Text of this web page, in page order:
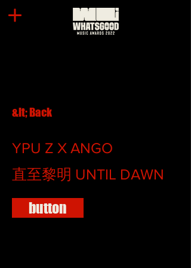
&lt; Back
YPU Z X ANGO
直至黎明 UNTIL DAWN
button